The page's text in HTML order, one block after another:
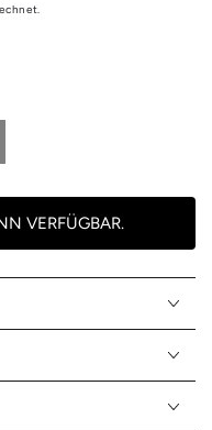
VERFÜGBAR.